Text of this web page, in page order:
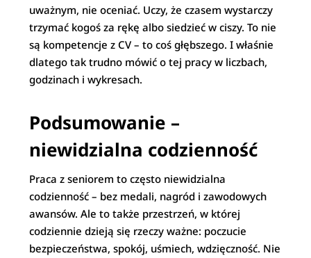
uważnym, nie oceniać. Uczy, że czasem wystarczy
trzymać kogoś za rękę albo siedzieć w ciszy. To nie
są kompetencje z CV – to coś głębszego. I właśnie
dlatego tak trudno mówić o tej pracy w liczbach,
godzinach i wykresach.
Podsumowanie –
niewidzialna codzienność
Praca z seniorem to często niewidzialna
codzienność – bez medali, nagród i zawodowych
awansów. Ale to także przestrzeń, w której
codziennie dzieją się rzeczy ważne: poczucie
bezpieczeństwa, spokój, uśmiech, wdzięczność. Nie